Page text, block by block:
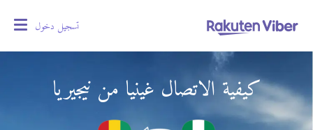
تسجيل دخول
كيفية الاتصال غينيا من نيجيريا